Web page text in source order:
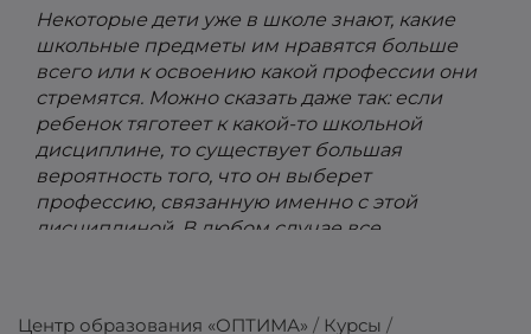
Некоторые дети уже в школе знают, какие
школьные предметы им нравятся больше
всего или к освоению какой профессии они
стремятся. Можно сказать даже так: если
ребенок тяготеет к какой-то школьной
дисциплине, то существует большая
вероятность того, что он выберет
профессию, связанную именно с этой
дисциплиной. В любом случае все
Центр образования «ОПТИМА»
Курсы